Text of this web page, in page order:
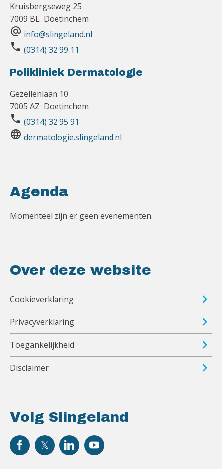
Kruisbergseweg 25
7009 BL Doetinchem
alternate_email info@slingeland.nl
phone (0314) 32 99 11
Polikliniek Dermatologie
Gezellenlaan 10
7005 AZ Doetinchem
phone (0314) 32 95 91
language dermatologie.slingeland.nl
Volg Slingeland
Agenda
Momenteel zijn er geen evenementen.
Over deze website
Cookieverklaring
Privacyverklaring
Toegankelijkheid
Disclaimer